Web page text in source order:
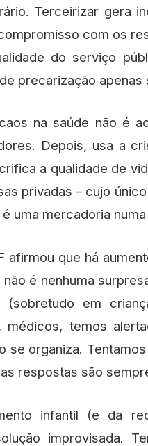
Terceirizar gera
com os
do serviço
precarização apenas
na saúde não é
Depois, usa a
a qualidade de
privadas – cujo
uma mercadoria
afirmou que há
é nenhuma
(sobretudo em
temos
se organiza.
respostas são
infantil (e da
improvisada.